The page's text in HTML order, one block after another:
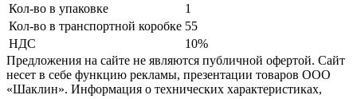
Кол-во в упаковке
1
Кол-во в транспортной коробке 55
НДС
10%
Предложения на сайте не являются публичной офертой. Сайт
несет в себе функцию рекламы, презентации товаров ООО
«Шаклин». Информация о технических характеристиках,